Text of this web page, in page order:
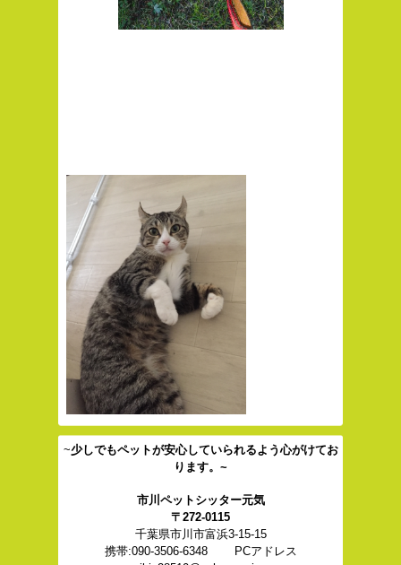
~少しでもペットが安心していられるよう心がけてお
ります。~
市川ペットシッター元気
〒272-0115
千葉県市川市富浜3-15-15
携帯:090-3506-6348 PCアドレス